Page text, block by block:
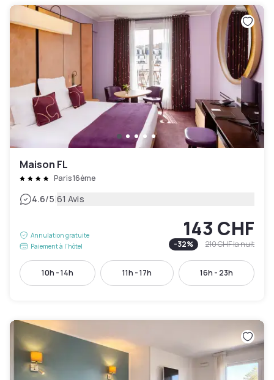
Maison FL
Paris 16ème
4.6/5|61 Avis
Annulation gratuite
Paiement à l'hôtel
143 CHF
-32% 210 CHFla nuit
10h - 14h 11h - 17h 16h - 23h